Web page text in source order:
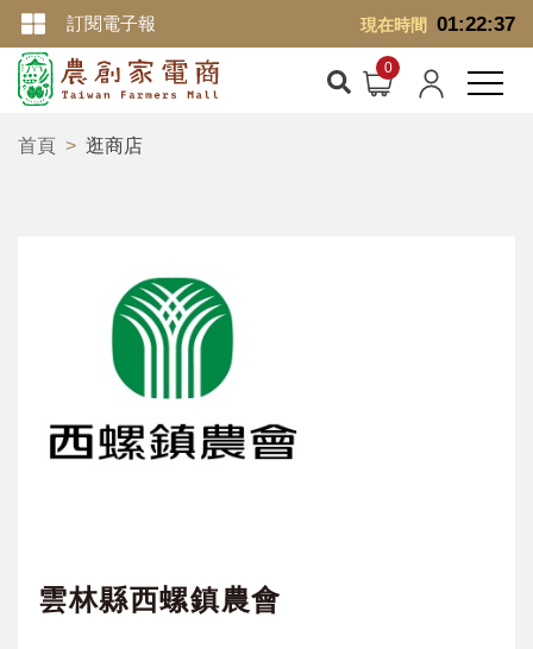
現在時間 01:22:37
訂閱電子報
首頁 逛商店
雲林縣西螺鎮農會